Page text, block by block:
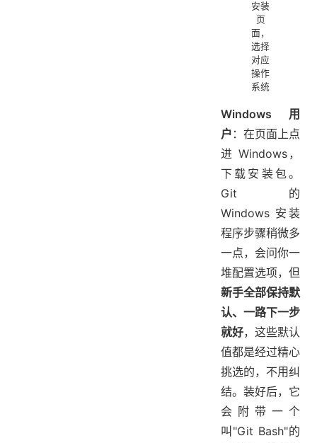
安装
页
面，
选择
对应
操作
系统
Windows 用
户 ：在页面上点
进 Windows，
下载安装包。
Git 的
Windows 安装
程序步骤稍微多
一点，会问你一
堆配置选项，但
新手全部保持默
认、一路下一步
就好，这些默认
值都是经过精心
挑选的，不用纠
结。装好后，它
会附带一个
叫"Git Bash"的